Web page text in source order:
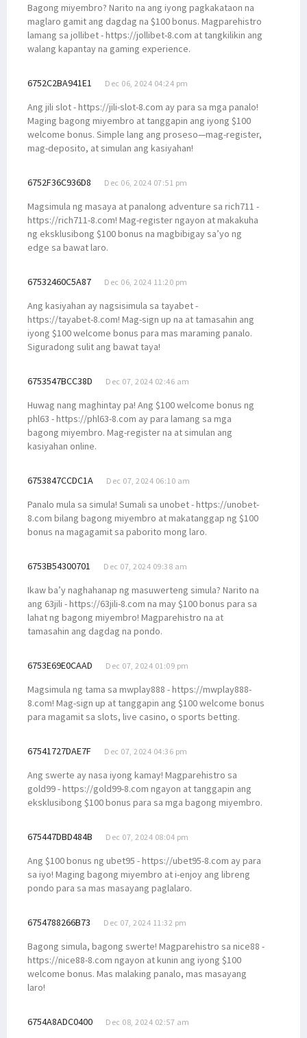
Bagong miyembro? Narito na ang iyong pagkakataon na
maglaro gamit ang dagdag na $100 bonus. Magparehistro
lamang sa jollibet - https://jollibet-8.com at tangkilikin ang
walang kapantay na gaming experience.
6752C2BA941E1 Dec 06, 2024 04:24 pm
Ang jili slot - https://jili-slot-8.com ay para sa mga panalo!
Maging bagong miyembro at tanggapin ang iyong $100
welcome bonus. Simple lang ang proseso—mag-register,
mag-deposito, at simulan ang kasiyahan!
6752F36C936D8 Dec 06, 2024 07:51 pm
Magsimula ng masaya at panalong adventure sa rich711 -
https://rich711-8.com! Mag-register ngayon at makakuha
ng eksklusibong $100 bonus na magbibigay sa’yo ng
edge sa bawat laro.
67532460C5A87 Dec 06, 2024 11:20 pm
Ang kasiyahan ay nagsisimula sa tayabet -
https://tayabet-8.com! Mag-sign up na at tamasahin ang
iyong $100 welcome bonus para mas maraming panalo.
Siguradong sulit ang bawat taya!
6753547BCC38D Dec 07, 2024 02:46 am
Huwag nang maghintay pa! Ang $100 welcome bonus ng
phl63 - https://phl63-8.com ay para lamang sa mga
bagong miyembro. Mag-register na at simulan ang
kasiyahan online.
6753847CCDC1A Dec 07, 2024 06:10 am
Panalo mula sa simula! Sumali sa unobet - https://unobet-
8.com bilang bagong miyembro at makatanggap ng $100
bonus na magagamit sa paborito mong laro.
6753B54300701 Dec 07, 2024 09:38 am
Ikaw ba’y naghahanap ng masuwerteng simula? Narito na
ang 63jili - https://63jili-8.com na may $100 bonus para sa
lahat ng bagong miyembro! Magparehistro na at
tamasahin ang dagdag na pondo.
6753E69E0CAAD Dec 07, 2024 01:09 pm
Magsimula ng tama sa mwplay888 - https://mwplay888-
8.com! Mag-sign up at tanggapin ang $100 welcome bonus
para magamit sa slots, live casino, o sports betting.
67541727DAE7F Dec 07, 2024 04:36 pm
Ang swerte ay nasa iyong kamay! Magparehistro sa
gold99 - https://gold99-8.com ngayon at tanggapin ang
eksklusibong $100 bonus para sa mga bagong miyembro.
675447DBD484B Dec 07, 2024 08:04 pm
Ang $100 bonus ng ubet95 - https://ubet95-8.com ay para
sa iyo! Maging bagong miyembro at i-enjoy ang libreng
pondo para sa mas masayang paglalaro.
6754788266B73 Dec 07, 2024 11:32 pm
Bagong simula, bagong swerte! Magparehistro sa nice88 -
https://nice88-8.com ngayon at kunin ang iyong $100
welcome bonus. Mas malaking panalo, mas masayang
laro!
6754A8ADC0400 Dec 08, 2024 02:57 am